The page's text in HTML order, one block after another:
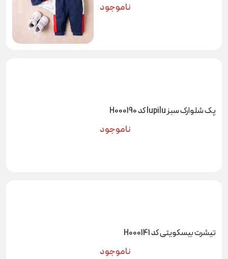
ناموجود
پک شلوارک سبز lupilu کد H000190
ناموجود
تیشرت بیسکویتی کد H000141
ناموجود